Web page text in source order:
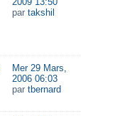
par takshil
Mer 29 Mars,
2006 06:03
par tbernard